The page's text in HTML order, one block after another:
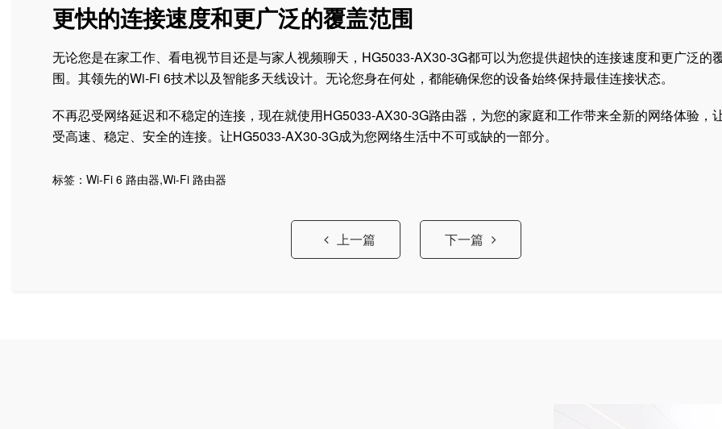
更快的连接速度和更广泛的覆盖范围
无论您是在家工作、看电视节目还是与家人视频聊天，HG5033-AX30-3G都可以为您提供超快的连接速度和更广泛的
围。其领先的Wi-Fi 6技术以及智能多天线设计。无论您身在何处，都能确保您的设备始终保持最佳连接状态。
不再忍受网络延迟和不稳定的连接，现在就使用HG5033-AX30-3G路由器，为您的家庭和工作带来全新的网络体验，
受高速、稳定、安全的连接。让HG5033-AX30-3G成为您网络生活中不可或缺的一部分。
标签： Wi-Fi 6 路由器,Wi-Fi 路由器
上一篇 下一篇